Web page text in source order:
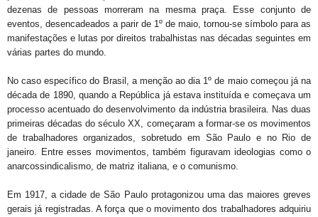
dezenas de pessoas morreram na mesma praça. Esse conjunto de
eventos, desencadeados a parir de 1º de maio, tornou-se símbolo para as
manifestações e lutas por direitos trabalhistas nas décadas seguintes em
várias partes do mundo.
No caso específico do Brasil, a menção ao dia 1º de maio começou já na
década de 1890, quando a República já estava instituída e começava um
processo acentuado do desenvolvimento da indústria brasileira. Nas duas
primeiras décadas do século XX, começaram a formar-se os movimentos
de trabalhadores organizados, sobretudo em São Paulo e no Rio de
janeiro. Entre esses movimentos, também figuravam ideologias como o
anarcossindicalismo, de matriz italiana, e o comunismo.
Em 1917, a cidade de São Paulo protagonizou uma das maiores greves
gerais já registradas. A força que o movimento dos trabalhadores adquiriu